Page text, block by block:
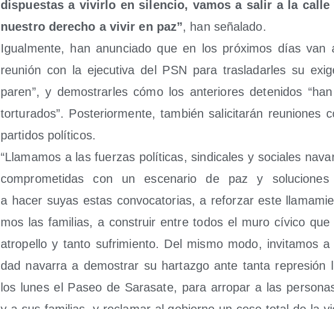
dis­pues­tas a vivir­lo en silen­cio, vamos a salir a la calle
nues­tro dere­cho a vivir en paz”, han señalado.
Igual­men­te, han anun­cia­do que en los pró­xi­mos días van
reu­nión con la eje­cu­ti­va del PSN para tras­la­dar­les su
paren”, y demos­trar­les cómo los ante­rio­res dete­ni­dos
tor­tu­ra­dos”. Pos­te­rior­men­te, tam­bién sali­ci­ta­rán reunio­nes
par­ti­dos políticos.
“Lla­ma­mos a las fuer­zas polí­ti­cas, sin­di­ca­les y socia­les
com­pro­me­ti­das con un esce­na­rio de paz y solu­cio­nes
a hacer suyas estas con­vo­ca­to­rias, a refor­zar este
mos las fami­lias, a cons­truir entre todos el muro cívi­co que
atro­pe­llo y tan­to sufri­mien­to. Del mis­mo modo, invi­ta­mos
dad nava­rra a demos­trar su har­taz­go ante tan­ta repre­sión
los lunes el Paseo de Sara­sa­te, para arro­par a las